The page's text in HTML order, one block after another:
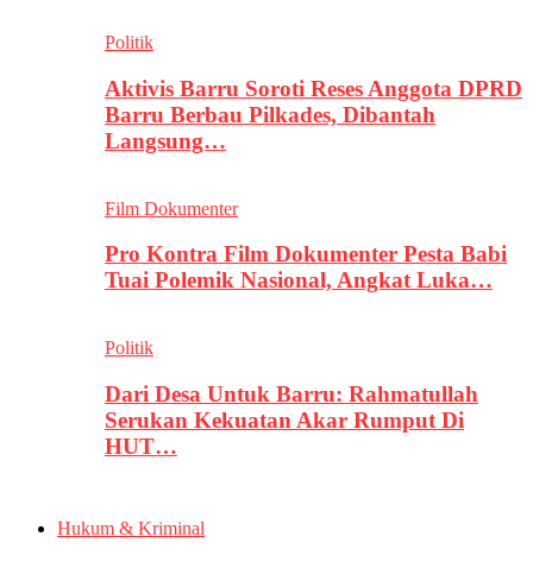
Politik
Aktivis Barru Soroti Reses Anggota DPRD
Barru Berbau Pilkades, Dibantah
Langsung…
Film Dokumenter
Pro Kontra Film Dokumenter Pesta Babi
Tuai Polemik Nasional, Angkat Luka…
Politik
Dari Desa Untuk Barru: Rahmatullah
Serukan Kekuatan Akar Rumput Di
HUT…
Hukum & Kriminal